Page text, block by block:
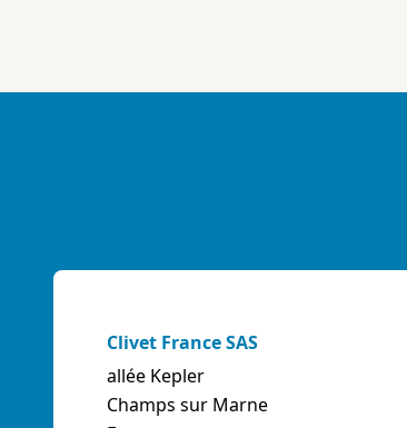
Clivet France SAS
allée Kepler
Champs sur Marne